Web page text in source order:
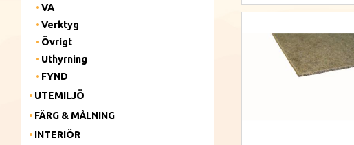
VA
Verktyg
Övrigt
Uthyrning
FYND
UTEMILJÖ
FÄRG & MÅLNING
INTERIÖR